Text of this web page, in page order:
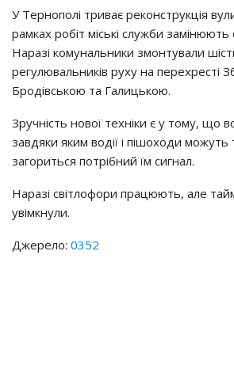
У Тернополі триває реконструкція
рамках робіт міські служби замінюють
Наразі комунальники змонтували
регулювальників руху на перехресті
Бродівською та Галицькою.
Зручність нової техніки є у тому, що
завдяки яким водії і пішоходи
загориться потрібний їм сигнал.
Наразі світлофори працюють, але
увімкнули.
Джерело: 0352